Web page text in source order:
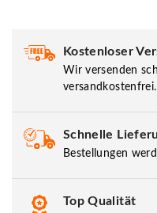
Kostenloser
Wir versenden
versandkostenfrei.
Schnelle
Bestellungen
Top Qualität